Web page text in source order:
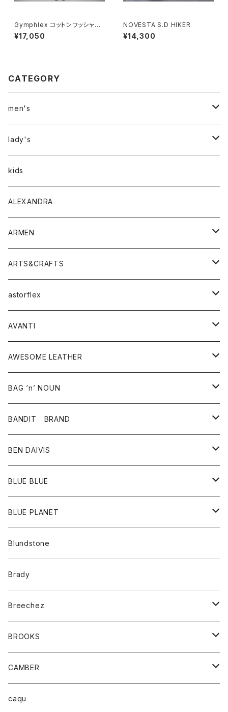
Gymphlex コットンワッシャー
ボタンダウン半袖シャツ CHEC
K MEN
¥17,050
NOVESTA S.D HIKER
¥14,300
CATEGORY
men's
アウター
トップス
Tシャツ
シャツ
ボトムス
lady's
アウター
トップス
Tシャツ・カットソー
シャツ・ブラウス
ボトムス
パンツ
スカート
ワンピース・オールインワン
バッグ
シューズ
アクセサリー
その他雑貨
kids
ALEXANDRA
ARMEN
アウター
コート
ジャケット
トップス
ベスト
シャツ
ワンピース
ボトム
スカート
パンツ
グッズ
靴
ARTS&CRAFTS
アクセサリー
ウォレット
バッグ
astorflex
グッズ
靴
AVANTI
シャツ
AWESOME LEATHER
アウター
革ジャケット
BAG ‘n’ NOUN
アクセサリー
バッグ
ポーチ
BANDIT BRAND
トップス
Ｔシャツ
BEN DAIVIS
ポトム
パンツ
BLUE BLUE
アウター
カーディガン
コート
アクセサリー
バッグ
ベルト
キッズ
Tシャツ
グッズ
アンダーウェアー
カードホルダー
トップス
カーディガン
ボトム
オーバーオール
レディース
BLUE PLANET
サングラス
Blundstone
Brady
Breechez
シャツ
BROOKS
グッズ
靴
CAMBER
トップス
caqu